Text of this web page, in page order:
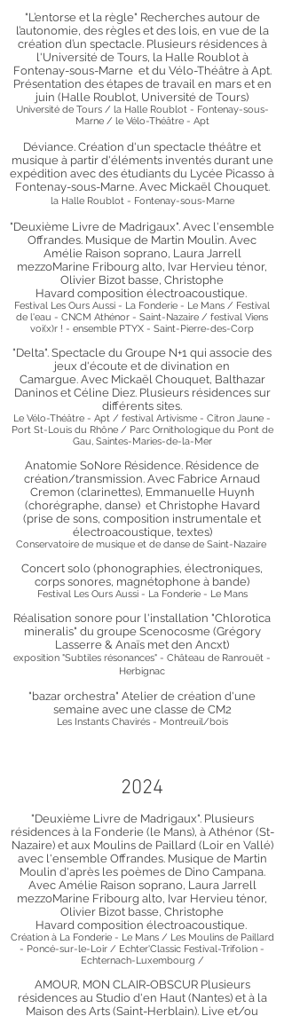
​"L’entorse et la règle" Recherches autour de
l’autonomie, des règles et des lois, en vue de la
création d’un spectacle. Plusieurs résidences à
l'Université de Tours, la Halle Roublot à
Fontenay-sous-Marne et du Vélo-Théâtre à Apt.
Présentation des étapes de travail en mars et en
juin (Halle Roublot, Université de Tours)
Université de Tours / la Halle Roublot ​- Fontenay-sous-
Marne / le Vélo-Théâtre - Apt
Déviance. Création d'un spectacle théâtre et
musique à partir d'éléments inventés durant une
expédition avec des étudiants du Lycée Picasso à
Fontenay-sous-Marne. Avec Mickaël Chouquet.
la Halle Roublot ​- Fontenay-sous-Marne
"Deuxième Livre de Madrigaux". Avec l'ensemble
Offrandes. Musique de Martin Moulin. Avec
Amélie Raison soprano, Laura Jarrell
mezzoMarine Fribourg alto, Ivar Hervieu ténor,
Olivier Bizot basse, Christophe
Havardcomposition électroacoustique.
Festival Les Ours Aussi - La Fonderie - Le Mans / Festival
de l'eau - CNCM Athénor - Saint-Nazaire / festival Viens
voi(x)r ! - ensemble PTYX - Saint-Pierre-des-Corp
"Delta". Spectacle du Groupe N+1 qui associe des
jeux d'écoute et de divination en
Camargue.Avec Mickaël Chouquet, Balthazar
Daninos et Céline Diez. Plusieurs résidences sur
différents sites.
Le Vélo-Théâtre - Apt / festival Artivisme - Citron Jaune -
Port St-Louis du Rhône / Parc Ornithologique du Pont de
Gau, Saintes-Maries-de-la-Mer
Anatomie SoNore Résidence. Résidence de
création/transmission. Avec Fabrice Arnaud
Cremon (clarinettes), Emmanuelle Huynh
(chorégraphe, danse) et Christophe Havard
(prise de sons, composition instrumentale et
électroacoustique, textes)
Conservatoire de musique et de danse de Saint-Nazaire
Concert solo (phonographies, électroniques,
corps sonores, magnétophone à bande)
Festival Les Ours Aussi - La Fonderie - Le Mans
Réalisation sonore pour l'installation "Chlorotica
mineralis" du groupe Scenocosme (Grégory
Lasserre & Anaïs met den Ancxt)
exposition "Subtiles résonances" - Château de Ranrouët -
Herbignac
"bazar orchestra" Atelier de création d'une
semaine avec une classe de CM2
Les Instants Chavirés - Montreuil/bois
2024
"Deuxième Livre de Madrigaux". Plusieurs
résidences à la Fonderie (le Mans), à Athénor (St-
Nazaire) et aux Moulins de Paillard (Loir en Vallé)
avec l'ensemble Offrandes. Musique de Martin
Moulin d'après les poèmes de Dino Campana.
Avec Amélie Raison soprano, Laura Jarrell
mezzoMarine Fribourg alto, Ivar Hervieu ténor,
Olivier Bizot basse, Christophe
Havardcomposition électroacoustique.
Création à La Fonderie - Le Mans / Les Moulins de Paillard
- Poncé-sur-le-Loir / Echter'Classic Festival-Trifolion -
Echternach-Luxembourg /
AMOUR, MON CLAIR-OBSCUR Plusieurs
résidences au Studio d'en Haut (Nantes) et à la
Maison des Arts (Saint-Herblain). Live et/ou